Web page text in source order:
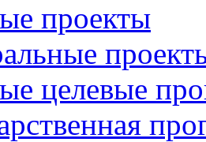
проекты
целевые